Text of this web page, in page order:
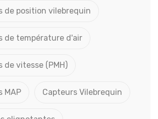
de position vilebrequin
de température d'air
de vitesse (PMH)
MAP Capteurs Vilebrequin